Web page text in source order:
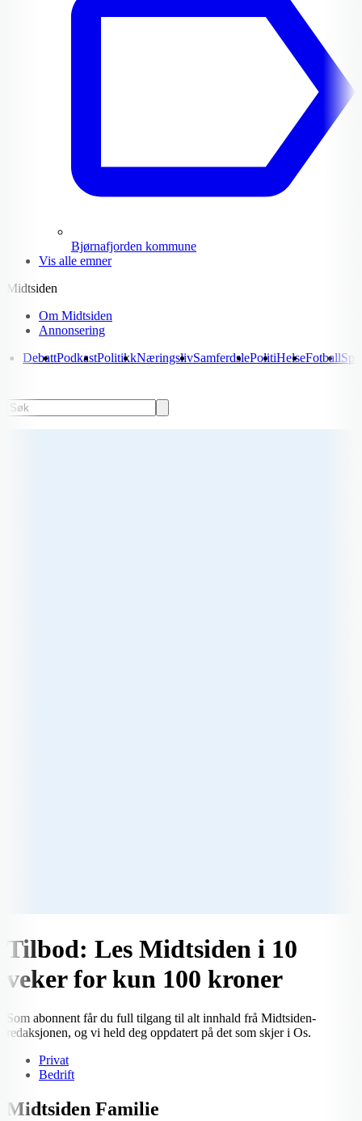
Bjørnafjorden kommune
Vis alle emner
Midtsiden
Om Midtsiden
Annonsering
DebattPodkastPolitikkNæringslivSamferdslePolitiHelseFotball
Tilbod: Les Midtsiden i 10
veker for kun 100 kroner
Som abonnent får du full tilgang til alt innhald frå Midtsiden-
redaksjonen, og vi held deg oppdatert på det som skjer i Os.
Privat
Bedrift
Midtsiden Familie